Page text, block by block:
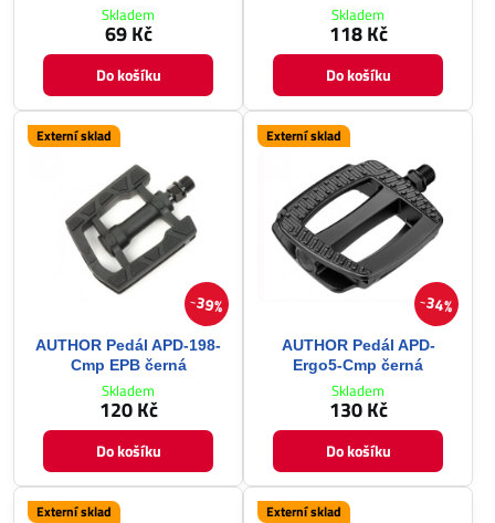
Skladem
69 Kč
Do košíku
Skladem
118 Kč
Do košíku
39%
Externí sklad
AUTHOR Pedál APD-198-
Cmp EPB černá
Skladem
120 Kč
Do košíku
34%
Externí sklad
AUTHOR Pedál APD-
Ergo5-Cmp černá
Skladem
130 Kč
Do košíku
Externí sklad Externí sklad